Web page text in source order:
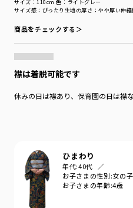
サイズ感 ：ぴったり 生地の厚さ ：やや厚い伸縮
サイズ：110cm 色：ライトグレー
商品をチェックする＞
襟は着脱可能です
休みの日は襟あり、保育園の日は襟
ひまわり
年代:40代
お子さまの性別:女の子
お子さまの年齢:4歳
商品番号
／18-3404-539